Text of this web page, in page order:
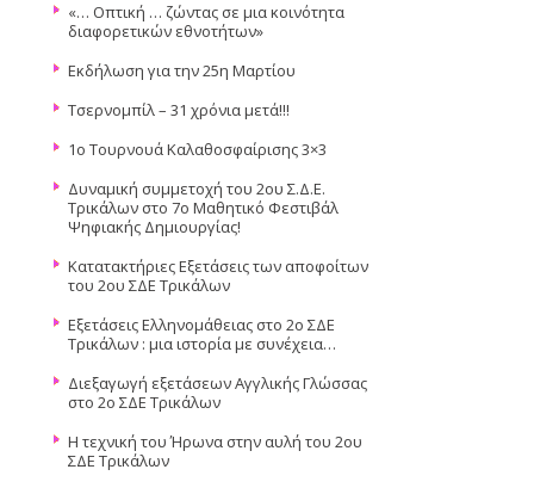
«… Οπτική … ζώντας σε μια κοινότητα
διαφορετικών εθνοτήτων»
Εκδήλωση για την 25η Μαρτίου
Τσερνομπίλ – 31 χρόνια μετά!!!
1ο Τουρνουά Καλαθοσφαίρισης 3×3
Δυναμική συμμετοχή του 2ου Σ.Δ.Ε.
Τρικάλων στο 7ο Μαθητικό Φεστιβάλ
Ψηφιακής Δημιουργίας!
Κατατακτήριες Εξετάσεις των αποφοίτων
του 2ου ΣΔΕ Τρικάλων
Εξετάσεις Ελληνομάθειας στο 2ο ΣΔΕ
Τρικάλων : μια ιστορία με συνέχεια…
Διεξαγωγή εξετάσεων Αγγλικής Γλώσσας
στο 2ο ΣΔΕ Τρικάλων
Η τεχνική του Ήρωνα στην αυλή του 2ου
ΣΔΕ Τρικάλων